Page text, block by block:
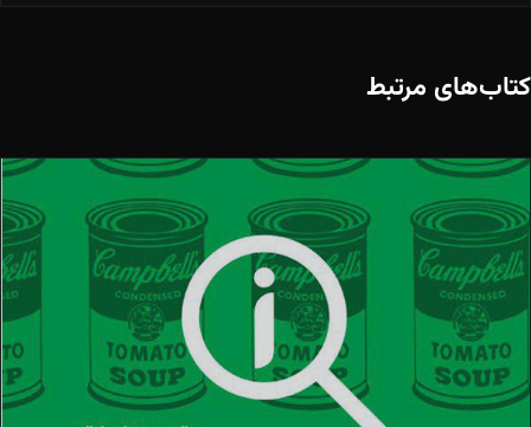
کتاب‌های مرتبط